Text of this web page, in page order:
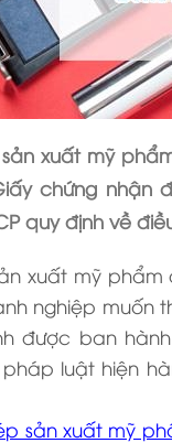
sản xuất mỹ
chứng nhận
quy định về
xuất mỹ
nghiệp muốn
được ban
luật hiện
sản xuất mỹ